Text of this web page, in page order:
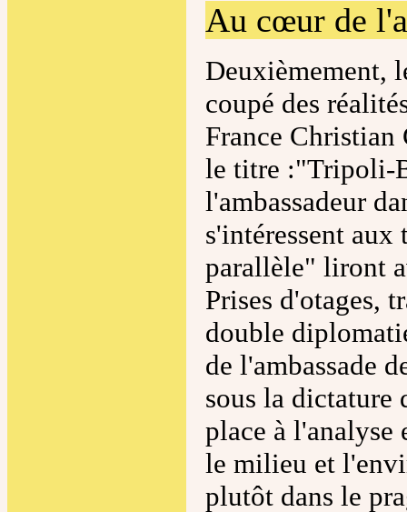
Au cœur de
Deuxièmement,
coupé des
France Christian
le titre :"Tripoli-
l'ambassadeur
s'intéressent
parallèle" liront
Prises d'otages,
double
de l'ambassade
sous la dictature
place à
le milieu et
plutôt dans le